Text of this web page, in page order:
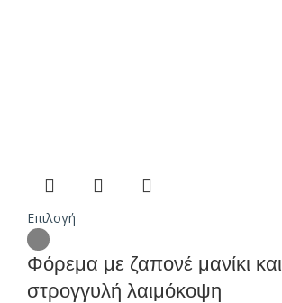
Επιλογή
Φόρεμα με ζαπονέ μανίκι και
στρογγυλή λαιμόκοψη